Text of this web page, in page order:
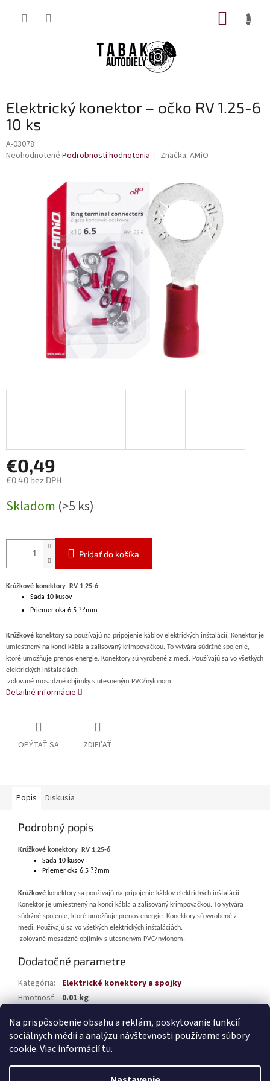
Na prispôsobenie obsahu a reklám, poskytovanie funkcií
sociálnych médií a analýzu návštevnosti používame súbory
cookie. Viac informáciítu.
Elektrický konektor – očko RV 1.25-6
10 ks
A-03078
Priemerné
hviezdičiek.
Neohodnotené Podrobnosti hodnotenia Značka: AMiO
€0,49
€0,40 bez DPH
cena:
Skladom (>5 ks)
Pridať do košíka
Krúžkové konektory RV 1,25-6
Sada 10 kusov
Priemer oka 6,5 ??mm
Krúžkové konektory sa používajú na pripojenie káblov elektrických inštalácií. Konektor je
umiestnený na konci kábla a zalisovaný krimpovačkou. To vytvára súdržné spojenie,
ktoré umožňuje prenos energie. Konektory sú vyrobené z medi. Používajú sa vo všetkých
elektrických inštaláciách.
Izolované mosadzné objímky s utesneným PVC/nylonom.
Detailné informácie
OPÝTAŤ SA ZDIEĽAŤ
Popis Diskusia
Podrobný popis
Krúžkové konektory RV 1,25-6
Sada 10 kusov
Priemer oka 6,5 ??mm
Krúžkové konektory sa používajú na pripojenie káblov elektrických inštalácií.
Konektor je umiestnený na konci kábla a zalisovaný krimpovačkou. To vytvára
súdržné spojenie, ktoré umožňuje prenos energie. Konektory sú vyrobené z
medi. Používajú sa vo všetkých elektrických inštaláciách.
Izolované mosadzné objímky s utesneným PVC/nylonom.
Dodatočné parametre
Kategória:
Elektrické konektory a spojky
Hmotnosť: 0.01 kg